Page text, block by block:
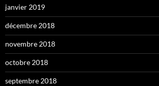
janvier 2019
décembre 2018
novembre 2018
octobre 2018
septembre 2018